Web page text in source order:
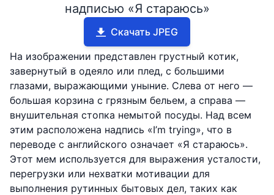
надписью «Я стараюсь»
Скачать JPEG
На изображении представлен грустный котик,
завернутый в одеяло или плед, с большими
глазами, выражающими уныние. Слева от него —
большая корзина с грязным бельем, а справа —
внушительная стопка немытой посуды. Над всем
этим расположена надпись «I’m trying», что в
переводе с английского означает «Я стараюсь».
Этот мем используется для выражения усталости,
перегрузки или нехватки мотивации для
выполнения рутинных бытовых дел, таких как